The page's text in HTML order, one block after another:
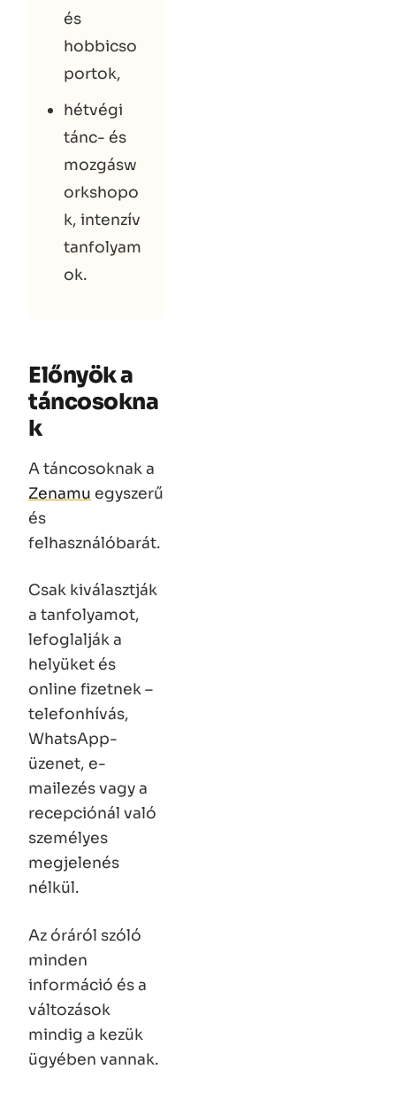
és
hobbicso
portok,
hétvégi
tánc- és
mozgásw
orkshopo
k, intenzív
tanfolyam
ok.
Előnyök a
táncosokna
k
A táncosoknak a
Zenamu egyszerű
és
felhasználóbarát.
Csak kiválasztják
a tanfolyamot,
lefoglalják a
helyüket és
online fizetnek –
telefonhívás,
WhatsApp-
üzenet, e-
mailezés vagy a
recepciónál való
személyes
megjelenés
nélkül.
Az óráról szóló
minden
információ és a
változások
mindig a kezük
ügyében vannak.